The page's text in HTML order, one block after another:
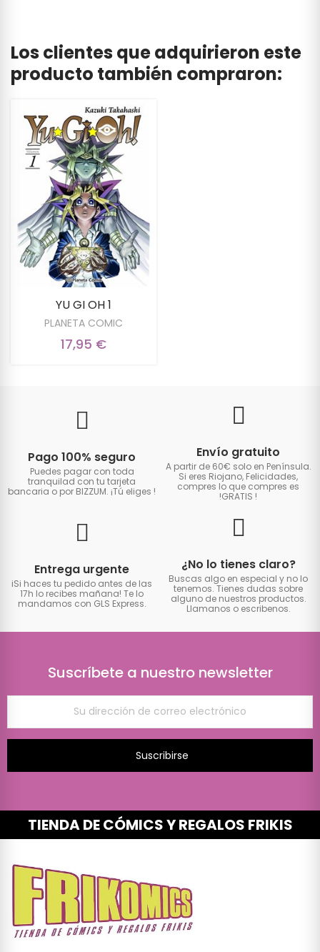
Los clientes que adquirieron este
producto también compraron:
YU GI OH 1
PLANETA COMIC
17,95 €
Pago 100% seguro
Puedes pagar con toda
tranquilad con tu tarjeta
bancaria o por BIZZUM. ¡Tú eliges !
Envío gratuito
A partir de 60€ solo en Península.
Si eres Riojano, Felicidades,
compres lo que compres es
!GRATIS !
Entrega urgente
iSi haces tu pedido antes de las
17h lo recibes mañana! Te lo
mandamos con GLS Express.
¿No lo tienes claro?
Buscas algo en especial y no lo
tenemos. Tienes dudas sobre
alguno de nuestros productos.
Llamanos o escribenos.
Suscríbete a nuestro newsletter
Suscribirse
TIENDA DE CÓMICS Y REGALOS FRIKIS